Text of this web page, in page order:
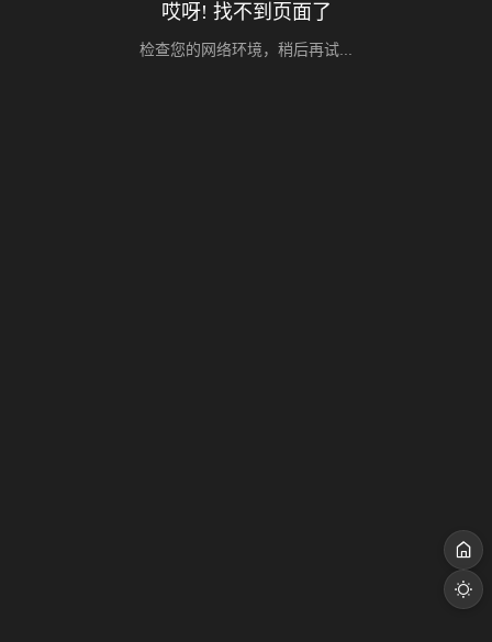
哎呀! 找不到页面了
检查您的网络环境，稍后再试...